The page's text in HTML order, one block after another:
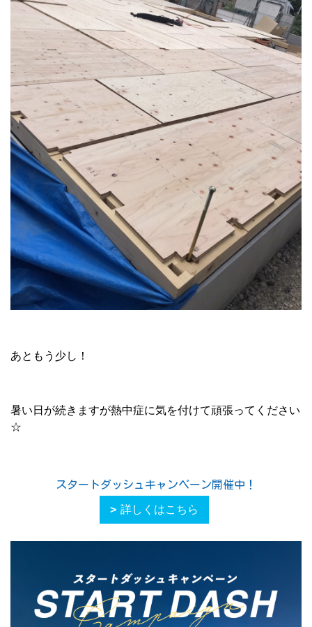
あともう少し！
暑い日が続きますが熱中症に気を付けて頑張ってください
☆
スタートダッシュキャンペーン開催中！
詳しくはこちら